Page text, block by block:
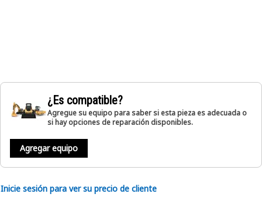
¿Es compatible?
Agregue su equipo para saber si esta pieza es adecuada o
si hay opciones de reparación disponibles.
Agregar equipo
Inicie sesión para ver su precio de cliente